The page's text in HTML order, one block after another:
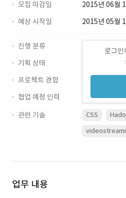
모집 마감일
2015년 06월
예상 시작일
2015년 05월
로그인
진행 분류
기획 상태
프로젝트 경험
협업 예정 인력
관련 기술
CSS
업무 내용